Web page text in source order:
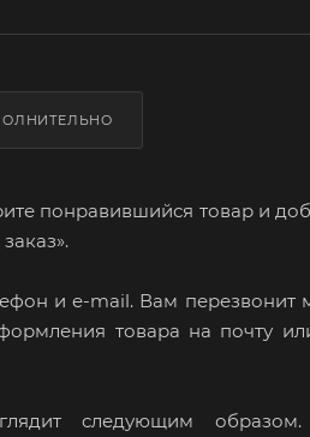
понравившийся товар и
и e-mail. Вам перезвонит
товара на почту
следующим